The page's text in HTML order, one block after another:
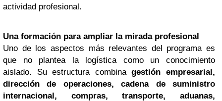
actividad profesional.
Una formación para ampliar la mirada profesional
Uno de los aspectos más relevantes del programa es
que no plantea la logística como un conocimiento
aislado. Su estructura combinagestión empresarial,
dirección de operaciones, cadena de suministro
internacional, compras, transporte, aduanas,